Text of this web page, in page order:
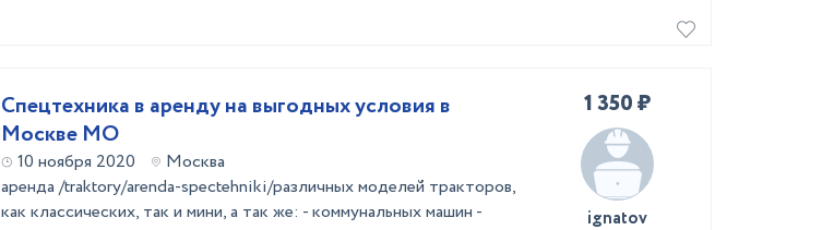
Спецтехника в аренду на выгодных условия в
Москве МО
10 ноября 2020
Москва
аренда /traktory/arenda-spectehniki/различных моделей тракторов,
как классических, так и мини, а так же: - коммунальных машин -
1 350 ₽
ignatov